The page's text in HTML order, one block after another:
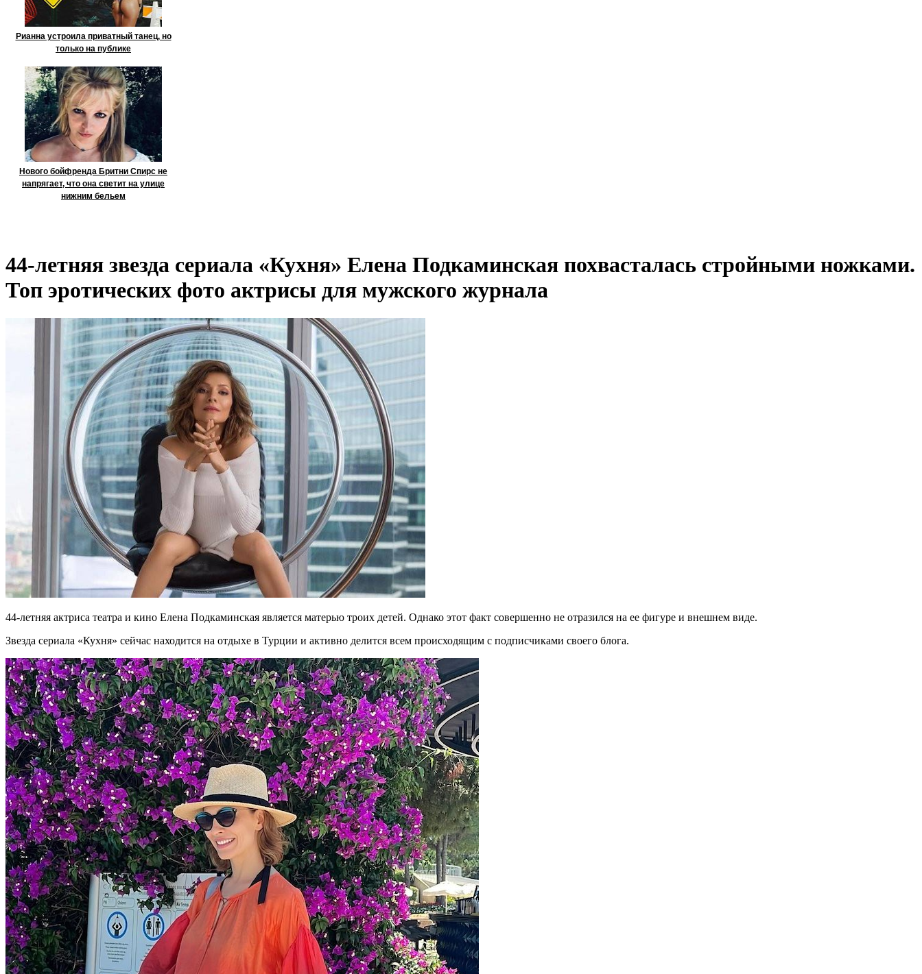
Рианна устроила приватный танец, но
только на публике
Нового бойфренда Бритни Спирс не
напрягает, что она светит на улице
нижним бельем
44-летняя звезда сериала «Кухня» Елена Подкаминская похвасталась стройными ножками.
Топ эротических фото актрисы для мужского журнала
44-летняя актриса театра и кино Елена Подкаминская является матерью троих детей. Однако этот факт совершенно не отразился на ее фигуре и внешнем виде.
Звезда сериала «Кухня» сейчас находится на отдыхе в Турции и активно делится всем происходящим с подписчиками своего блога.